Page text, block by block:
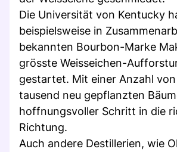
Die Universität von Kentucky
beispielsweise in
bekannten Bourbon-Marke
grösste Weisseichen-
gestartet. Mit einer Anzahl
tausend neu gepflanzten
hoffnungsvoller Schritt in die
Richtung.
Auch andere Destillerien, wie